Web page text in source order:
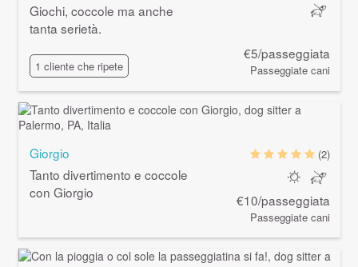
Giochi, coccole ma anche
tanta serietà.
1 cliente che ripete
€5/passeggiata
Passeggiate cani
Giorgio
Tanto divertimento e coccole
con Giorgio
(2)
€10/passeggiata
Passeggiate cani